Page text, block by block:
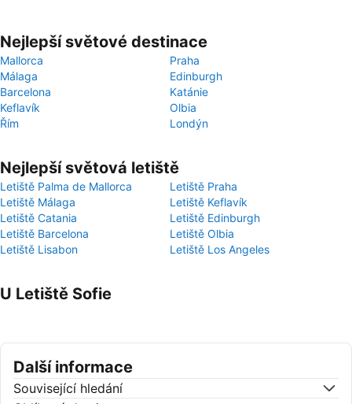
Nejlepší světové destinace
Mallorca
Praha
Málaga
Edinburgh
Barcelona
Katánie
Keflavík
Olbia
Řím
Londýn
Nejlepší světová letiště
Letiště Palma de Mallorca
Letiště Praha
Letiště Málaga
Letiště Keflavík
Letiště Catania
Letiště Edinburgh
Letiště Barcelona
Letiště Olbia
Letiště Lisabon
Letiště Los Angeles
U Letiště Sofie
Další informace
Související hledání